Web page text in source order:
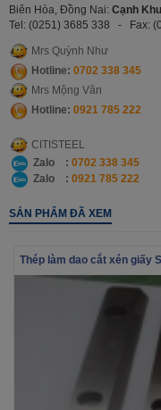
Biên Hòa, Đồng Nai: Cạnh
Tel: (0251) 3685 338 - Fax:
Mrs Quỳnh Như
Hotline: 0702 338 345
Mrs Mộng Vân
Hotline: 0921 785 222
CITISTEEL
Zalo : 0702 338 345
Zalo : 0921 785 222
SẢN PHẨM ĐÃ XEM
Thép làm dao cắt xén giấy